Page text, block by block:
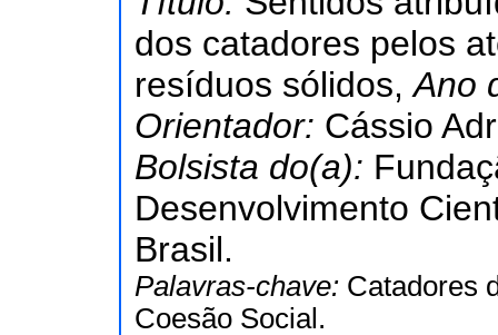
dos catadores pelos
resíduos sólidos,Ano
Orientador: Cássio
Bolsista do(a):
Desenvolvimento
Brasil.
Palavras-chave: Catadores
Coesão Social.